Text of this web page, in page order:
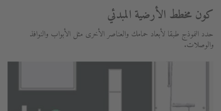
كون مخطط الأرضية المبدئي
حدد النموذج طبقا لأبعاد حمامك والعناصر الأخرى مثل الأبواب والنوافذ
والوصلات.